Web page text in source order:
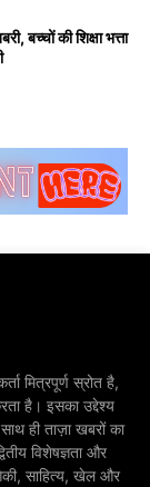
बच्चों की शिक्षा भत्ता
मित्रपूर्ण स्रोत है,
है। इसका उद्देश्य
ही ताज़ा खबरों का
विशेषज्ञता और
साहित्य, खेल और